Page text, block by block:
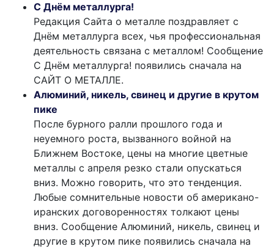
С Днём металлурга!
Редакция Сайта о металле поздравляет с
Днём металлурга всех, чья профессиональная
деятельность связана с металлом! Сообщение
С Днём металлурга! появились сначала на
САЙТ О МЕТАЛЛЕ.
Алюминий, никель, свинец и другие в крутом
пике
После бурного ралли прошлого года и
неуемного роста, вызванного войной на
Ближнем Востоке, цены на многие цветные
металлы с апреля резко стали опускаться
вниз. Можно говорить, что это тенденция.
Любые сомнительные новости об американо-
иранских договоренностях толкают цены
вниз. Сообщение Алюминий, никель, свинец и
другие в крутом пике появились сначала на